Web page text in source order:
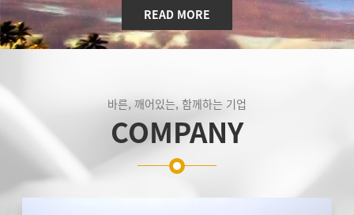
READ MORE
바른, 깨어있는, 함께하는 기업
COMPANY